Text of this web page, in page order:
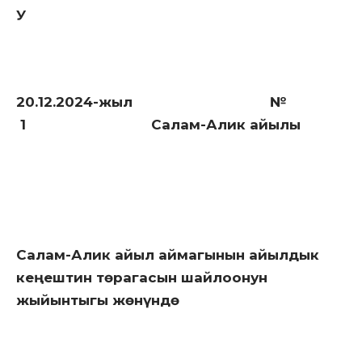
У
20.12.2024-жыл №
1 Салам-Алик айылы
Салам-Алик айыл аймагынын айылдык
кеңештин төрагасын шайлоонун
жыйынтыгы жөнүндө